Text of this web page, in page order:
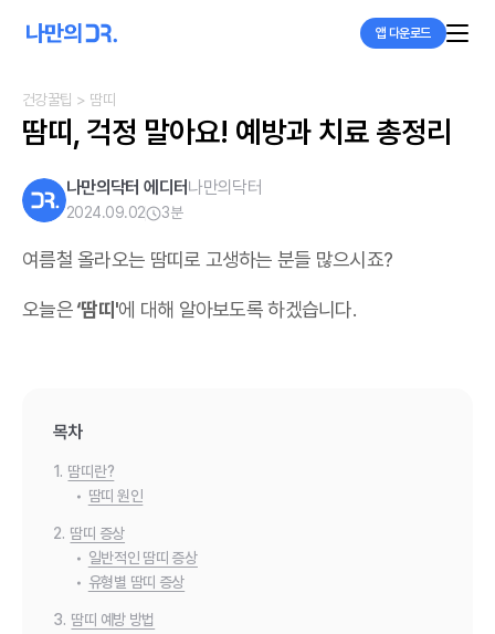
앱 다운로드
건강꿀팁 > 땀띠
땀띠, 걱정 말아요! 예방과 치료 총정리
나만의닥터 에디터나만의닥터
2024.09.02 3분
여름철 올라오는 땀띠로 고생하는 분들 많으시죠?
오늘은‘땀띠'에 대해 알아보도록 하겠습니다.
목차
1. 땀띠란?
• 땀띠 원인
2. 땀띠 증상
• 일반적인 땀띠 증상
• 유형별 땀띠 증상
3. 땀띠 예방 방법